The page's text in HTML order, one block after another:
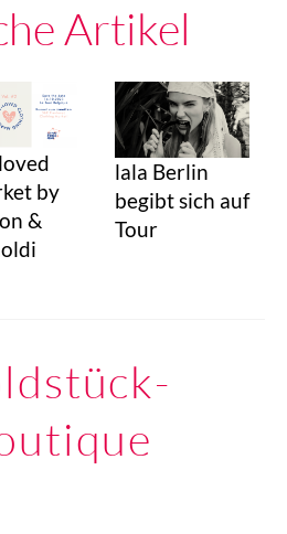
Artikel
by
&
lala Berlin
begibt sich auf
Tour